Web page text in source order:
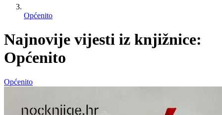
Općenito
Najnovije vijesti iz knjižnice:
Općenito
Općenito